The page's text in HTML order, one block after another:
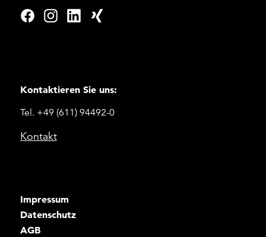
Kontaktieren Sie uns:
Tel. +49 (611) 94492-0
Kontakt
Impressum
Datenschutz
AGB